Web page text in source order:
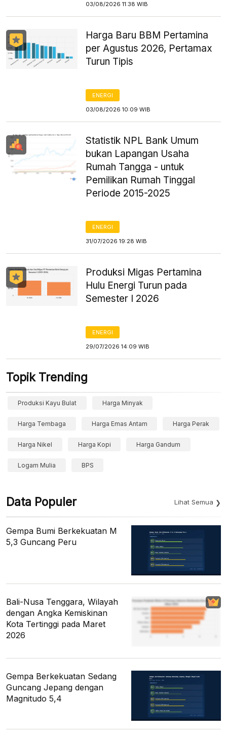
03/08/2026 11:38 WIB
Harga Baru BBM Pertamina
per Agustus 2026, Pertamax
Turun Tipis
ENERGI
03/08/2026 10:09 WIB
Statistik NPL Bank Umum
bukan Lapangan Usaha
Rumah Tangga - untuk
Pemilikan Rumah Tinggal
Periode 2015-2025
ENERGI
31/07/2026 19:28 WIB
Produksi Migas Pertamina
Hulu Energi Turun pada
Semester I 2026
ENERGI
29/07/2026 14:09 WIB
Topik Trending
Produksi Kayu Bulat Harga Minyak
Harga Tembaga Harga Emas Antam Harga Perak
Harga Nikel Harga Kopi Harga Gandum
Logam Mulia BPS
Data Populer Lihat Semua
Gempa Bumi Berkekuatan M
5,3 Guncang Peru
Bali-Nusa Tenggara, Wilayah
dengan Angka Kemiskinan
Kota Tertinggi pada Maret
2026
Gempa Berkekuatan Sedang
Guncang Jepang dengan
Magnitudo 5,4